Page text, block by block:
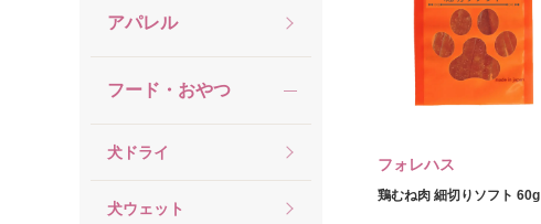
アパレル
フード・おやつ
犬ドライ
犬ウェット
フォレハス
鶏むね肉 細切りソフト 60g